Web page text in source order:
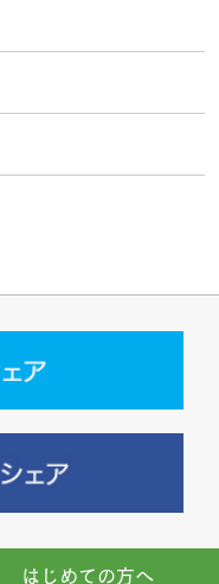
はじめての方へ